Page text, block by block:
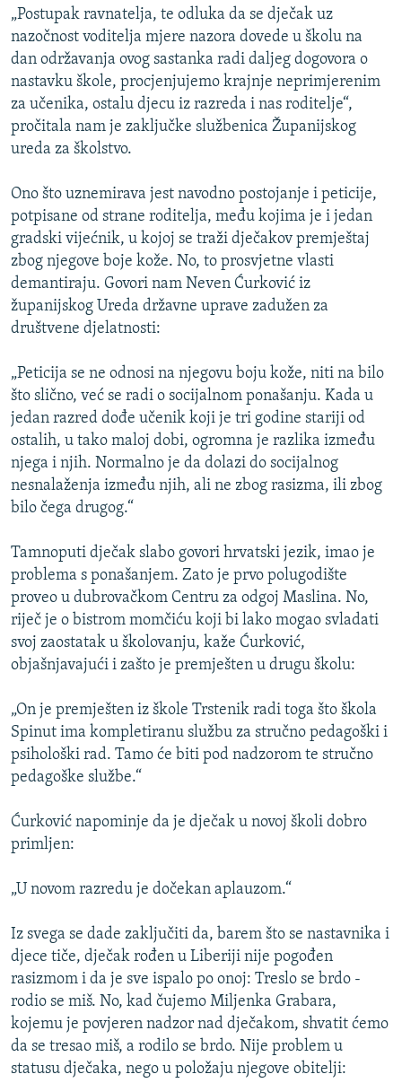
TV LIBERTY
POST SCRIPTUM
MOJA EVROPA
TRI DECENIJE OD RATA U BIH
NASTANAK I RASPAD JUGOSLAVIJE
Sve RFE/RL stranice
„Postupak ravnatelja, te odluka da se dječak uz
nazočnost voditelja mjere nazora dovede u školu na
dan održavanja ovog sastanka radi daljeg dogovora o
nastavku škole, procjenjujemo krajnje neprimjerenim
za učenika, ostalu djecu iz razreda i nas roditelje“,
pročitala nam je zaključke službenica Županijskog
ureda za školstvo.
Ono što uznemirava jest navodno postojanje i peticije,
potpisane od strane roditelja, među kojima je i jedan
gradski vijećnik, u kojoj se traži dječakov premještaj
zbog njegove boje kože. No, to prosvjetne vlasti
demantiraju. Govori nam Neven Ćurković iz
županijskog Ureda državne uprave zadužen za
društvene djelatnosti:
„Peticija se ne odnosi na njegovu boju kože, niti na bilo
što slično, već se radi o socijalnom ponašanju. Kada u
jedan razred dođe učenik koji je tri godine stariji od
ostalih, u tako maloj dobi, ogromna je razlika između
njega i njih. Normalno je da dolazi do socijalnog
nesnalaženja između njih, ali ne zbog rasizma, ili zbog
bilo čega drugog.“
Tamnoputi dječak slabo govori hrvatski jezik, imao je
problema s ponašanjem. Zato je prvo polugodište
proveo u dubrovačkom Centru za odgoj Maslina. No,
riječ je o bistrom momčiću koji bi lako mogao svladati
svoj zaostatak u školovanju, kaže Ćurković,
objašnjavajući i zašto je premješten u drugu školu:
„On je premješten iz škole Trstenik radi toga što škola
Spinut ima kompletiranu službu za stručno pedagoški i
psihološki rad. Tamo će biti pod nadzorom te stručno
pedagoške službe.“
Ćurković napominje da je dječak u novoj školi dobro
primljen:
„U novom razredu je dočekan aplauzom.“
Iz svega se dade zaključiti da, barem što se nastavnika i
djece tiče, dječak rođen u Liberiji nije pogođen
rasizmom i da je sve ispalo po onoj: Treslo se brdo -
rodio se miš. No, kad čujemo Miljenka Grabara,
kojemu je povjeren nadzor nad dječakom, shvatit ćemo
da se tresao miš, a rodilo se brdo. Nije problem u
statusu dječaka, nego u položaju njegove obitelji: